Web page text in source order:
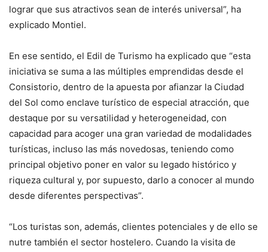
lograr que sus atractivos sean de interés universal”, ha
explicado Montiel.
En ese sentido, el Edil de Turismo ha explicado que “esta
iniciativa se suma a las múltiples emprendidas desde el
Consistorio, dentro de la apuesta por afianzar la Ciudad
del Sol como enclave turístico de especial atracción, que
destaque por su versatilidad y heterogeneidad, con
capacidad para acoger una gran variedad de modalidades
turísticas, incluso las más novedosas, teniendo como
principal objetivo poner en valor su legado histórico y
riqueza cultural y, por supuesto, darlo a conocer al mundo
desde diferentes perspectivas”.
“Los turistas son, además, clientes potenciales y de ello se
nutre también el sector hostelero. Cuando la visita de